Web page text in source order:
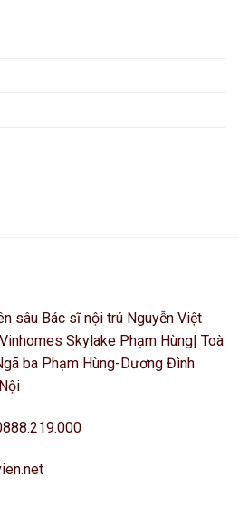
sâu Bác sĩ nội trú Nguyễn Việt
Skylake Phạm Hùng| Toà
ba Phạm Hùng-Dương Đình